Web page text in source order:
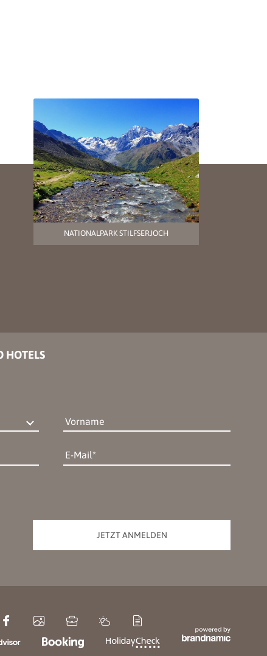
NATIONALPARK STILFSERJOCH
HOTELS
Vorname
E-Mail
JETZT ANMELDEN